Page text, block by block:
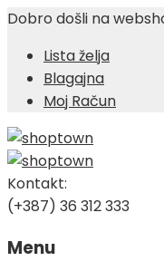
Dobro došli na
Lista želja
Blagajna
Moj Račun
Kontakt:
(+387) 36 312 333
Menu